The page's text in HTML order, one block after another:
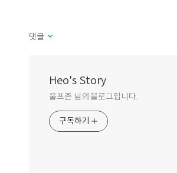
댓글
Heo's Story
울프존 님의 블로그입니다.
구독하기